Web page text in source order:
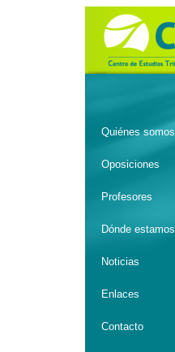
Quiénes somos
Oposiciones
Profesores
Dónde estamos
Noticias
Enlaces
Contacto